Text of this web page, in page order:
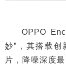
OPPO Enco
妙”，其搭载
片，降噪深度